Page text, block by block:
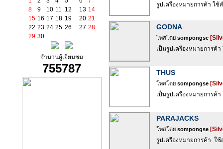
8
9 10 11 12 13 14
15 16 17 18 19 20 21
22 23 24 25 26 27 28
29 30
จำนวนผู้เยี่ยมชม
755787
รูปเครื่องหมายการค้า ใช้
GODNA
โพสโดย sompongse
เป็นรูปเครื่องหมายการค้
THUS
โพสโดย sompongse
เป็นรูปเครื่องหมายการค้
PARAJACKS
โพสโดย sompongse
รูปเครื่องหมายการค้า ใ